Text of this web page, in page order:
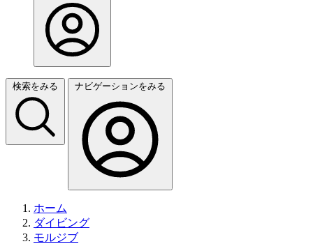
検索をみる ナビゲーションをみる
ホーム
ダイビング
モルジブ